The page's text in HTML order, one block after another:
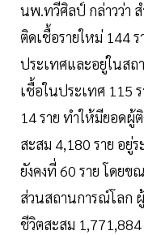
นพ.ทวีศิลป์ กล่าวว่า
ติดเชื้อรายใหม่ 144
ประเทศและอยู่ในสถ
เชื้อในประเทศ 115
14 ราย ทำให้มียอดผู้
สะสม 4,180 ราย อยู่
ยังคงที่ 60 ราย โดย
ส่วนสถานการณ์โลก
ชีวิตสะสม 1,771,884